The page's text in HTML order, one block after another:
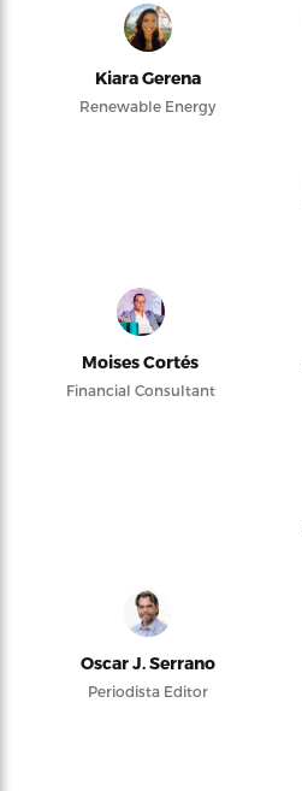
Kiara Gerena
Renewable Energy
Moises Cortés
Financial Consultant
Oscar J. Serrano
Periodista Editor